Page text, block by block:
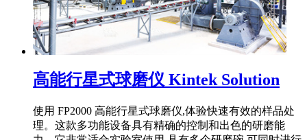
高能行星式球磨仪 Kintek Solution
使用 FP2000 高能行星式球磨仪,体验快速有效的样品处
理。这款多功能设备具有精确的控制和出色的研磨能